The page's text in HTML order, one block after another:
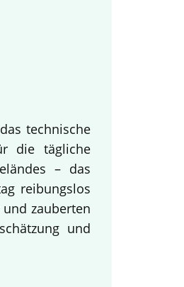
technische
die tägliche
– das
reibungslos
zauberten
und